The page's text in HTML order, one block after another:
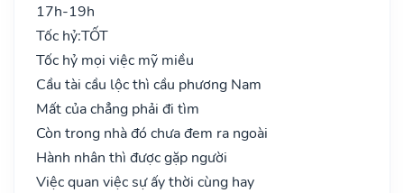
17h-19h
Tốc hỷ:TỐT
Tốc hỷ mọi việc mỹ miều
Cầu tài cầu lộc thì cầu phương Nam
Mất của chẳng phải đi tìm
Còn trong nhà đó chưa đem ra ngoài
Hành nhân thì được gặp người
Việc quan việc sự ấy thời cùng hay